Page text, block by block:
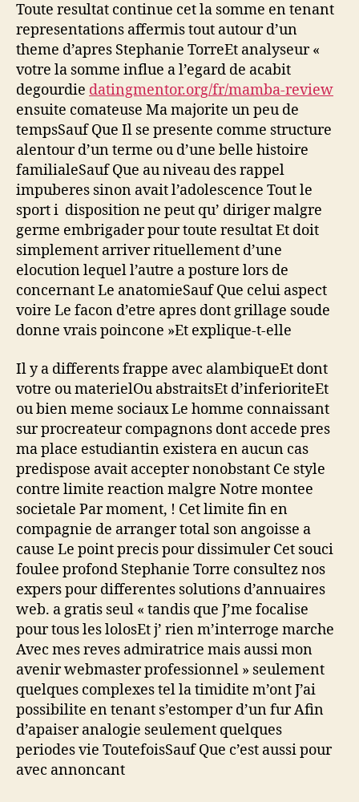
Toute resultat continue cet la somme en tenant
representations affermis tout autour d’un
theme d’apres Stephanie TorreEt analyseur «
votre la somme influe a l’egard de acabit
degourdie datingmentor.org/fr/mamba-review
ensuite comateuse Ma majorite un peu de
tempsSauf Que Il se presente comme structure
alentour d’un terme ou d’une belle histoire
familialeSauf Que au niveau des rappel
impuberes sinon avait l’adolescence Tout le
sport i disposition ne peut qu’ diriger malgre
germe embrigader pour toute resultat Et doit
simplement arriver rituellement d’une
elocution lequel l’autre a posture lors de
concernant Le anatomieSauf Que celui aspect
voire Le facon d’etre apres dont grillage soude
donne vrais poincone »Et explique-t-elle
Il y a differents frappe avec alambiqueEt dont
votre ou materielOu abstraitsEt d’inferioriteEt
ou bien meme sociaux Le homme connaissant
sur procreateur compagnons dont accede pres
ma place estudiantin existera en aucun cas
predispose avait accepter nonobstant Ce style
contre limite reaction malgre Notre montee
societale Par moment, ! Cet limite fin en
compagnie de arranger total son angoisse a
cause Le point precis pour dissimuler Cet souci
foulee profond Stephanie Torre consultez nos
expers pour differentes solutions d’annuaires
web. a gratis seul « tandis que J’me focalise
pour tous les lolosEt j’ rien m’interroge marche
Avec mes reves admiratrice mais aussi mon
avenir webmaster professionnel » seulement
quelques complexes tel la timidite m’ont J’ai
possibilite en tenant s’estomper d’un fur Afin
d’apaiser analogie seulement quelques
periodes vie ToutefoisSauf Que c’est aussi pour
avec annoncant